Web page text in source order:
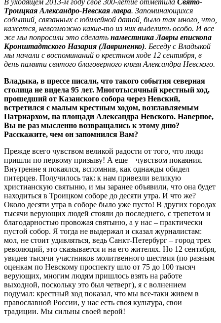
Троицкая Александро-Невская лавра. Запоминающихся
событий, связанных с юбилейной датой, было так много, что,
кажется, невозможно какие-то из них выделить особо. И все
же мы попросили это сделать наместника Лавры епископа
Кронштадтского Назария (Лавриненко). Беседу с Владыкой
мы начали с воспоминаний о крестном ходе 12 сентября, в
день памяти святого благоверного князя Александра Невского.
Владыка, в прессе писали, что такого события северная
столица не видела 95 лет. Многотысячный крестный ход,
прошедший от Казанского собора через Невский,
встретился с малым крестным ходом, возглавляемым
Патриархом, на площади Александра Невского. Наверное,
Вы не раз мысленно возвращались к этому дню?
Расскажите, чем он запомнился Вам?
Прежде всего чувством великой радости от того, что люди
пришли по первому призыву! А еще – чувством покаяния.
Внутренне я покаялся, вспомнив, как однажды обидел
питерцев. Получилось так: к нам привезли великую
христианскую святыню, и мы заранее объявили, что она будет
находиться в Троицком соборе до десяти утра. И что же?
Около десяти утра в соборе было уже пусто! В других городах
тысячи верующих людей стояли до последнего, с трепетом и
благодарностью провожая святыню, а у нас – практически
пустой собор. Я тогда не выдержал и сказал журналистам:
мол, не стоит удивляться, ведь Санкт-Петербург – город трех
революций, это сказывается и на его жителях. Но 12 сентября,
увидев тысячи участников молитвенного шествия (по разным
оценкам по Невскому проспекту шло от 75 до 100 тысяч
верующих, многим людям пришлось взять на работе
выходной, поскольку это был четверг), я с волнением
подумал: крестный ход показал, что мы все-таки живем в
православной России, у нас есть своя культура, свои
традиции. Мы сильны своей верой!